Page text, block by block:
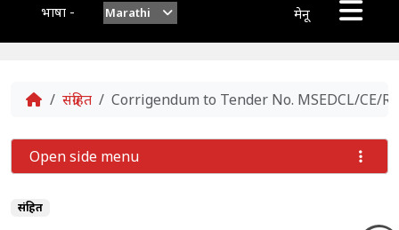
भाषा - Marathi मेनू
Home
संग्रहित Corrigendum to Tender No. MSEDCL/
संग्रहित
Open side menu